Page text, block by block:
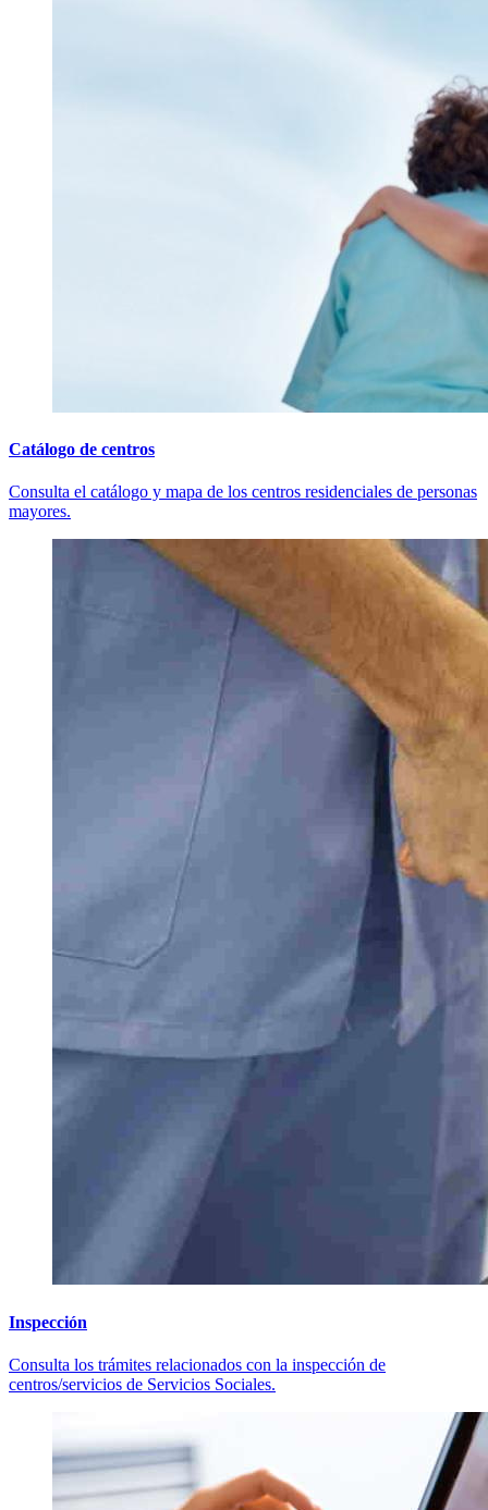
Catálogo de centros
Consulta el catálogo y mapa de los centros residenciales de personas
mayores.
Inspección
Consulta los trámites relacionados con la inspección de
centros/servicios de Servicios Sociales.